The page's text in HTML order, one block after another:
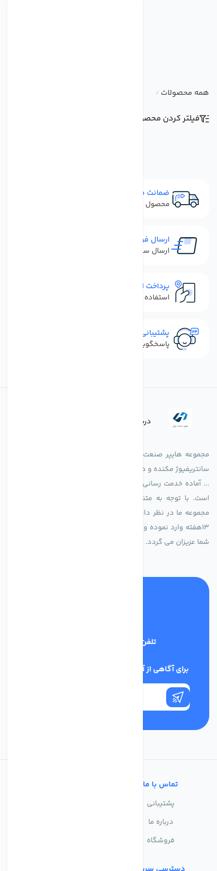
همه محصولات /
فیلتر کردن محصولات
ضمانت مرجوعی
محصول نباید آسیب دیده باشد
ارسال فوری
ارسال سفارش در کمترین زمان ممکن
پرداخت امن
استفاده از روش‌های پرداخت امن
پشتیبانی سریع
پاسخگویی سریع به تماس‌ها و پیام‌ها
درباره فروشگاه
مجموعه هایپر صنعت ایران در امر تولید و واردات انواع فن های
سانتریفیوژ مکنده و دمنده آکسیال، سقفی، بین کانالی، مرغداری و
... آماده خدمت رسانی به شرکت های تولیدی، صنعتی و ساختمانی
است. با توجه به متنوع بودن فن های تولیدی کمپانی اروپایی
مجموعه ما در نظر دارد کالاهای تخصصی شما عزیزان رو در صرف
13هفته وارد نموده و این عمر باعث صرفه جویی در هزینه و زمان
شما عزیزان می گردد.
تلفن پشتیبانی
برای آگاهی از آخرین اخبار در خبرنامه ما عضو شوید
تماس با ما
پشتیبانی
درباره ما
فروشگاه